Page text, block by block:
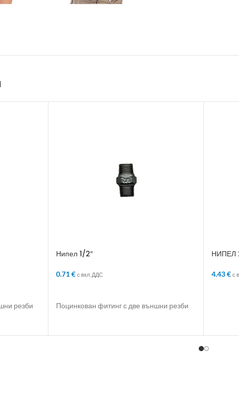
резби
Нипел 1/2″
0.71€ с вкл. ДДС
Поцинкован фитинг с две външни резби
НИПЕЛ
4.43€ с